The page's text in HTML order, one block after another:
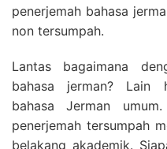
penerjemah bahasa
non tersumpah.
Lantas bagaimana
bahasa jerman? Lain
bahasa Jerman
penerjemah tersumpah
belakang akademik.